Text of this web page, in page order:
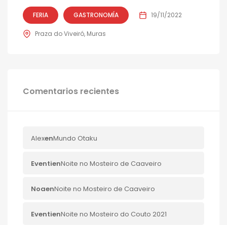
FERIA GASTRONOMÍA 19/11/2022
Praza do Viveiró, Muras
Comentarios recientes
AlexenMundo Otaku
EventienNoite no Mosteiro de Caaveiro
NoaenNoite no Mosteiro de Caaveiro
EventienNoite no Mosteiro do Couto 2021